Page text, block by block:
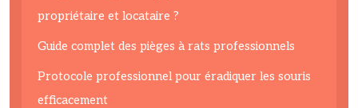
propriétaire et locataire ?
Guide complet des pièges à rats professionnels
Protocole professionnel pour éradiquer les souris
efficacement